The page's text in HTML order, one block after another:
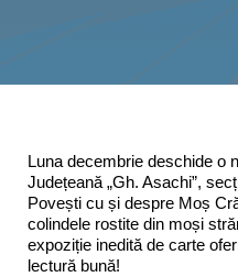
Luna decembrie deschide o
Județeană „Gh. Asachi”,
Povești cu și despre Moș
colindele rostite din moși
expoziție inedită de carte
lectură bună!